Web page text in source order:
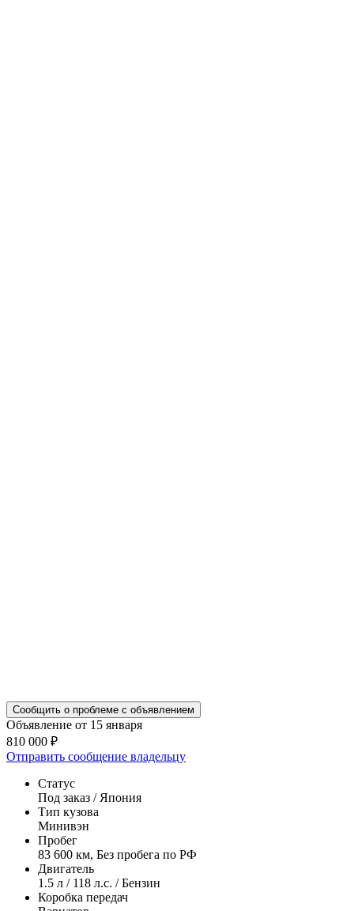
Сообщить о проблеме с объявлением
Объявление от 15 января
810 000 ₽
Отправить сообщение владельцу
Статус
Под заказ / Япония
Тип кузова
Минивэн
Пробег
83 600 км, Без пробега по РФ
Двигатель
1.5 л / 118 л.с. / Бензин
Коробка передач